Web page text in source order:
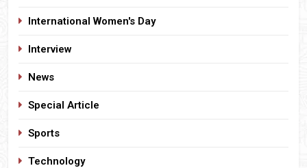
International Women's Day
Interview
News
Special Article
Sports
Technology